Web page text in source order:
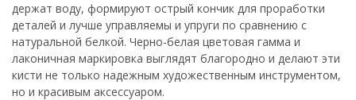
держат воду, формируют острый кончик для проработки
деталей и лучше управляемы и упруги по сравнению с
натуральной белкой. Черно-белая цветовая гамма и
лаконичная маркировка выглядят благородно и делают эти
кисти не только надежным художественным инструментом,
но и красивым аксессуаром.